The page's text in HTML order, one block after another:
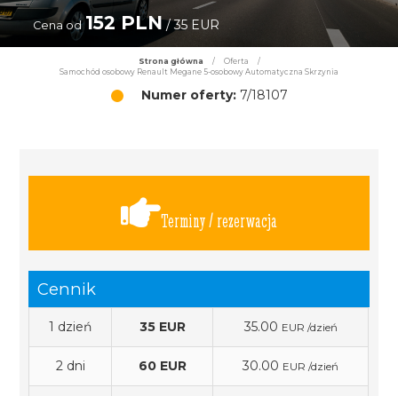
Cena od 152 PLN/ 35 EUR
Strona główna / Oferta
/
Samochód osobowy Renault Megane 5-osobowy Automatyczna Skrzynia
Numer oferty:7/18107
Terminy / rezerwacja
Cennik
1 dzień 35 EUR 35.00 EUR /dzień
2 dni 60 EUR 30.00 EUR /dzień